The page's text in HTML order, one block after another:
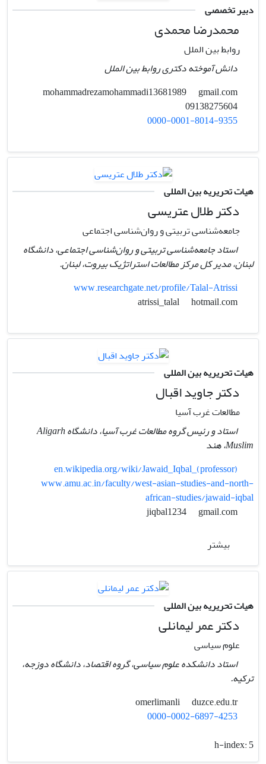
دبیر تخصصی
محمدرضا محمدی
روابط بین الملل
دانش آموخته دکتری روابط بین الملل
gmail.com
0000-0001-8014-9355
هیات تحریریه بین المللی
دکتر طلال عتریسی
جامعه‌شناسی تربیتی و روان‌شناسی اجتماعی
استاد جامعه‌شناسی تربیتی و روان‌شناسی اجتماعی، دانشگاه
لبنان، مدیر کل مرکز مطالعات استراتژیک بیروت، لبنان.
www.researchgate.net/profile/Talal-Atrissi
hotmail.com
هیات تحریریه بین المللی
دکتر جاوید اقبال
مطالعات غرب آسیا
استاد و رئیس گروه مطالعات غرب آسیا، دانشگاه Aligarh
Muslim، هند
en.wikipedia.org/wiki/Jawaid_Iqbal_(professor)
www.amu.ac.in/faculty/west-asian-studies-and-north-
african-studies/jawaid-iqbal
gmail.com
بیشتر
هیات تحریریه بین المللی
دکتر عمر لیمانلی
علوم سیاسی
استاد دانشکده علوم سیاسی، گروه اقتصاد، دانشگاه دوزجه،
ترکیه.
omerlimanli
duzce.edu.tr
0000-0002-6897-4253
h-index:5